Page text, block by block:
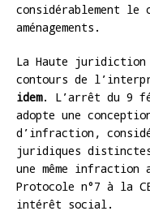
considérablement le
aménagements.
La Haute
contours de
idem. L’arrêt du 9
adopte une
d’infraction,
juridiques distinctes
une même
Protocole n°7 à la
intérêt social.